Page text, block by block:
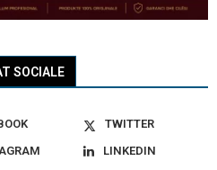
SOCIALE
TWITTER
LINKEDIN